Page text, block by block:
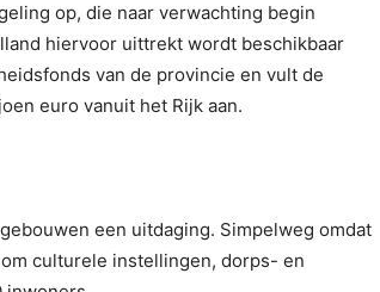
op, die naar verwachting begin
hiervoor uittrekt wordt beschikbaar
van de provincie en vult de
euro vanuit het Rijk aan.
een uitdaging. Simpelweg omdat
culturele instellingen, dorps- en